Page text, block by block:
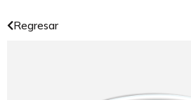
Regresar